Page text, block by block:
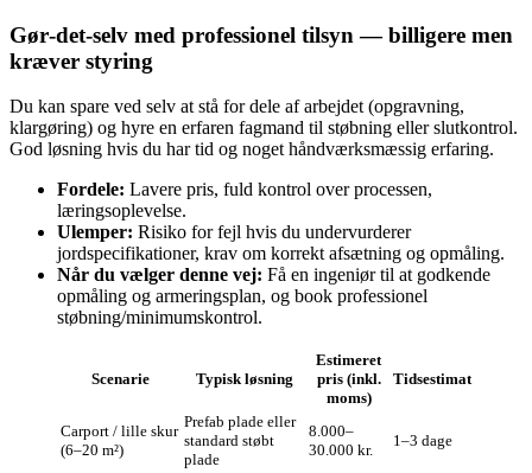
Gør‑det‑selv med professionel tilsyn — billigere men
kræver styring
Du kan spare ved selv at stå for dele af arbejdet (opgravning,
klargøring) og hyre en erfaren fagmand til støbning eller slutkontrol.
God løsning hvis du har tid og noget håndværksmæssig erfaring.
Fordele: Lavere pris, fuld kontrol over processen,
læringsoplevelse.
Ulemper: Risiko for fejl hvis du undervurderer
jordspecifikationer, krav om korrekt afsætning og opmåling.
Når du vælger denne vej: Få en ingeniør til at godkende
opmåling og armeringsplan, og book professionel
støbning/minimumskontrol.
Scenarie Typisk løsning
Estimeret
pris (inkl.
moms)
Tidsestimat
Carport / lille skur
(6–20 m²)
Prefab plade eller
standard støbt
plade
8.000–
30.000 kr.
1–3 dage